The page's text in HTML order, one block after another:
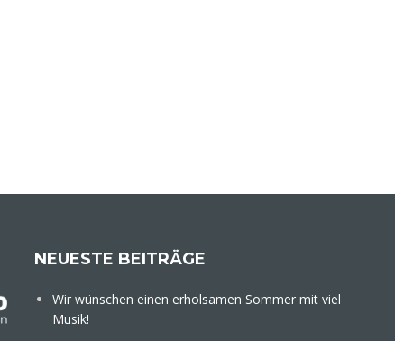
NEUESTE BEITRÄGE
Wir wünschen einen erholsamen Sommer mit viel
Musik!